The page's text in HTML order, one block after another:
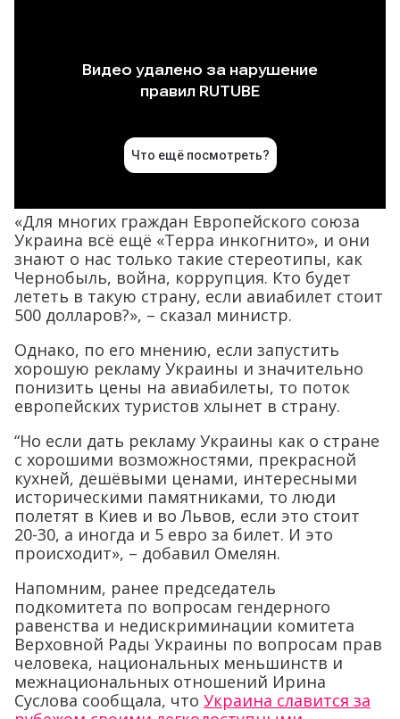
«Для многих граждан Европейского союза
Украина всё ещё «Терра инкогнито», и они
знают о нас только такие стереотипы, как
Чернобыль, война, коррупция. Кто будет
лететь в такую страну, если авиабилет стоит
500 долларов?», – сказал министр.
Однако, по его мнению, если запустить
хорошую рекламу Украины и значительно
понизить цены на авиабилеты, то поток
европейских туристов хлынет в страну.
“Но если дать рекламу Украины как о стране
с хорошими возможностями, прекрасной
кухней, дешёвыми ценами, интересными
историческими памятниками, то люди
полетят в Киев и во Львов, если это стоит
20-30, а иногда и 5 евро за билет. И это
происходит», – добавил Омелян.
Напомним, ранее председатель
подкомитета по вопросам гендерного
равенства и недискриминации комитета
Верховной Рады Украины по вопросам прав
человека, национальных меньшинств и
межнациональных отношений Ирина
Суслова сообщала, что Украина славится за